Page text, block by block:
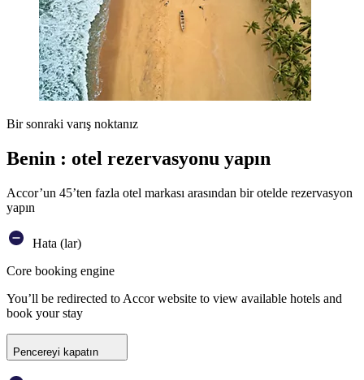
Bir sonraki varış noktanız
Benin : otel rezervasyonu yapın
Accor’un 45’ten fazla otel markası arasından bir otelde rezervasyon
yapın
Hata (lar)
Core booking engine
You’ll be redirected to Accor website to view available hotels and
book your stay
Pencereyi kapatın